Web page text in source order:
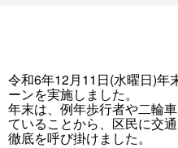
令和6年12月11日(水曜日)年
ーンを実施しました。
年末は、例年歩行者や二輪
ていることから、区民に交
徹底を呼び掛けました。